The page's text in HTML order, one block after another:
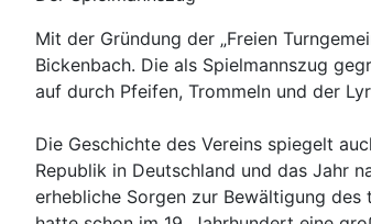
Mit der Gründung der „Freien
Bickenbach. Die als Spielmannszug
auf durch Pfeifen, Trommeln und der
Die Geschichte des Vereins spiegelt
Republik in Deutschland und das Jahr
erhebliche Sorgen zur Bewältigung